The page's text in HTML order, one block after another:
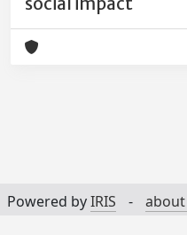
Powered byIRIS - about